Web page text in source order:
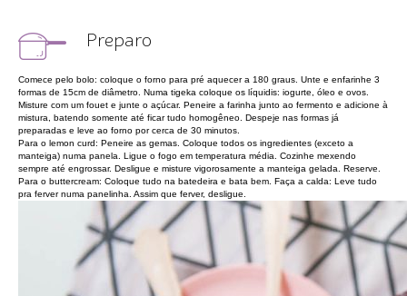
Preparo
Comece pelo bolo: coloque o forno para pré aquecer a 180 graus. Unte e enfarinhe 3
formas de 15cm de diâmetro. Numa tigeka coloque os líquidis: iogurte, óleo e ovos.
Misture com um fouet e junte o açúcar. Peneire a farinha junto ao fermento e adicione à
mistura, batendo somente até ficar tudo homogêneo. Despeje nas formas já
preparadas e leve ao forno por cerca de 30 minutos.
Para o lemon curd: Peneire as gemas. Coloque todos os ingredientes (exceto a
manteiga) numa panela. Ligue o fogo em temperatura média. Cozinhe mexendo
sempre até engrossar. Desligue e misture vigorosamente a manteiga gelada. Reserve.
Para o buttercream: Coloque tudo na batedeira e bata bem. Faça a calda: Leve tudo
pra ferver numa panelinha. Assim que ferver, desligue.